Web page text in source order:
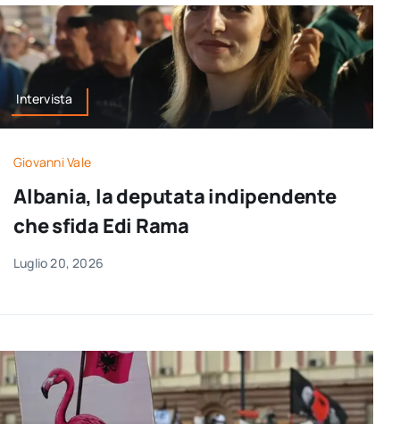
Intervista
Giovanni Vale
Albania, la deputata indipendente
che sfida Edi Rama
Luglio 20, 2026